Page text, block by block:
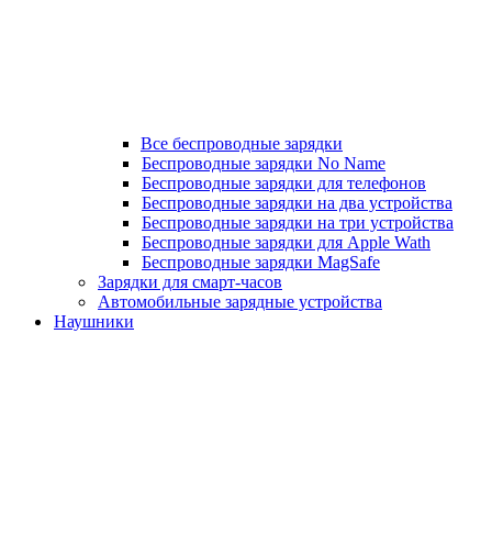
Все беспроводные зарядки
Беспроводные зарядки No Name
Беспроводные зарядки для телефонов
Беспроводные зарядки на два устройства
Беспроводные зарядки на три устройства
Беспроводные зарядки для Apple Wath
Беспроводные зарядки MagSafe
Зарядки для смарт-часов
Автомобильные зарядные устройства
Наушники